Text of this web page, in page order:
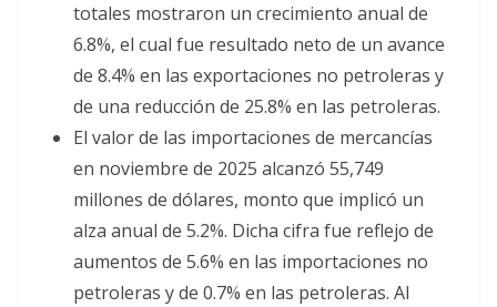
totales mostraron un crecimiento anual de
6.8%, el cual fue resultado neto de un avance
de 8.4% en las exportaciones no petroleras y
de una reducción de 25.8% en las petroleras.
El valor de las importaciones de mercancías
en noviembre de 2025 alcanzó 55,749
millones de dólares, monto que implicó un
alza anual de 5.2%. Dicha cifra fue reflejo de
aumentos de 5.6% en las importaciones no
petroleras y de 0.7% en las petroleras. Al